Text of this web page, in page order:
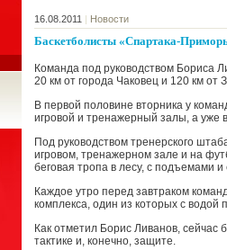
16.08.2011 | Новости
Баскетболисты «Спартака-
Команда под руководством Бориса
20 км от города Чаковец и 120 км от
В первой половине вторника у
игровой и тренажерный залы, а уже
Под руководством тренерского
игровом, тренажерном зале и на
беговая тропа в лесу, с подъемами и
Каждое утро перед завтраком
комплекса, один из которых с водой
Как отметил Борис Ливанов, сейчас
тактике и, конечно, защите.